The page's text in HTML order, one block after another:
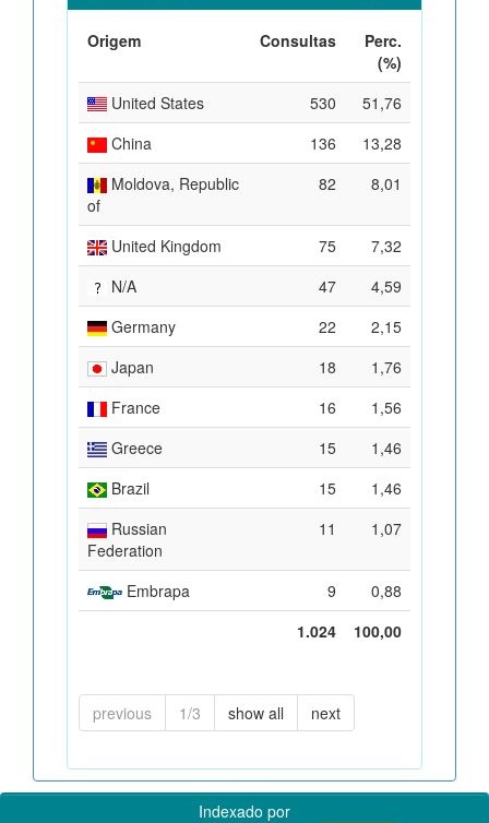
Origem Consultas
Perc.
(%)
United States
530
51,76
China
136
13,28
Moldova, Republic
of
82 8,01
United Kingdom 75
7,32
N/A
47
4,59
Germany
22
2,15
Japan
18
1,76
France
16
1,56
Greece
15
1,46
Brazil
15
1,46
Russian
Federation
11 1,07
Embrapa 9
0,88
1.024
100,00
previous 1/3 show all next
Indexado por